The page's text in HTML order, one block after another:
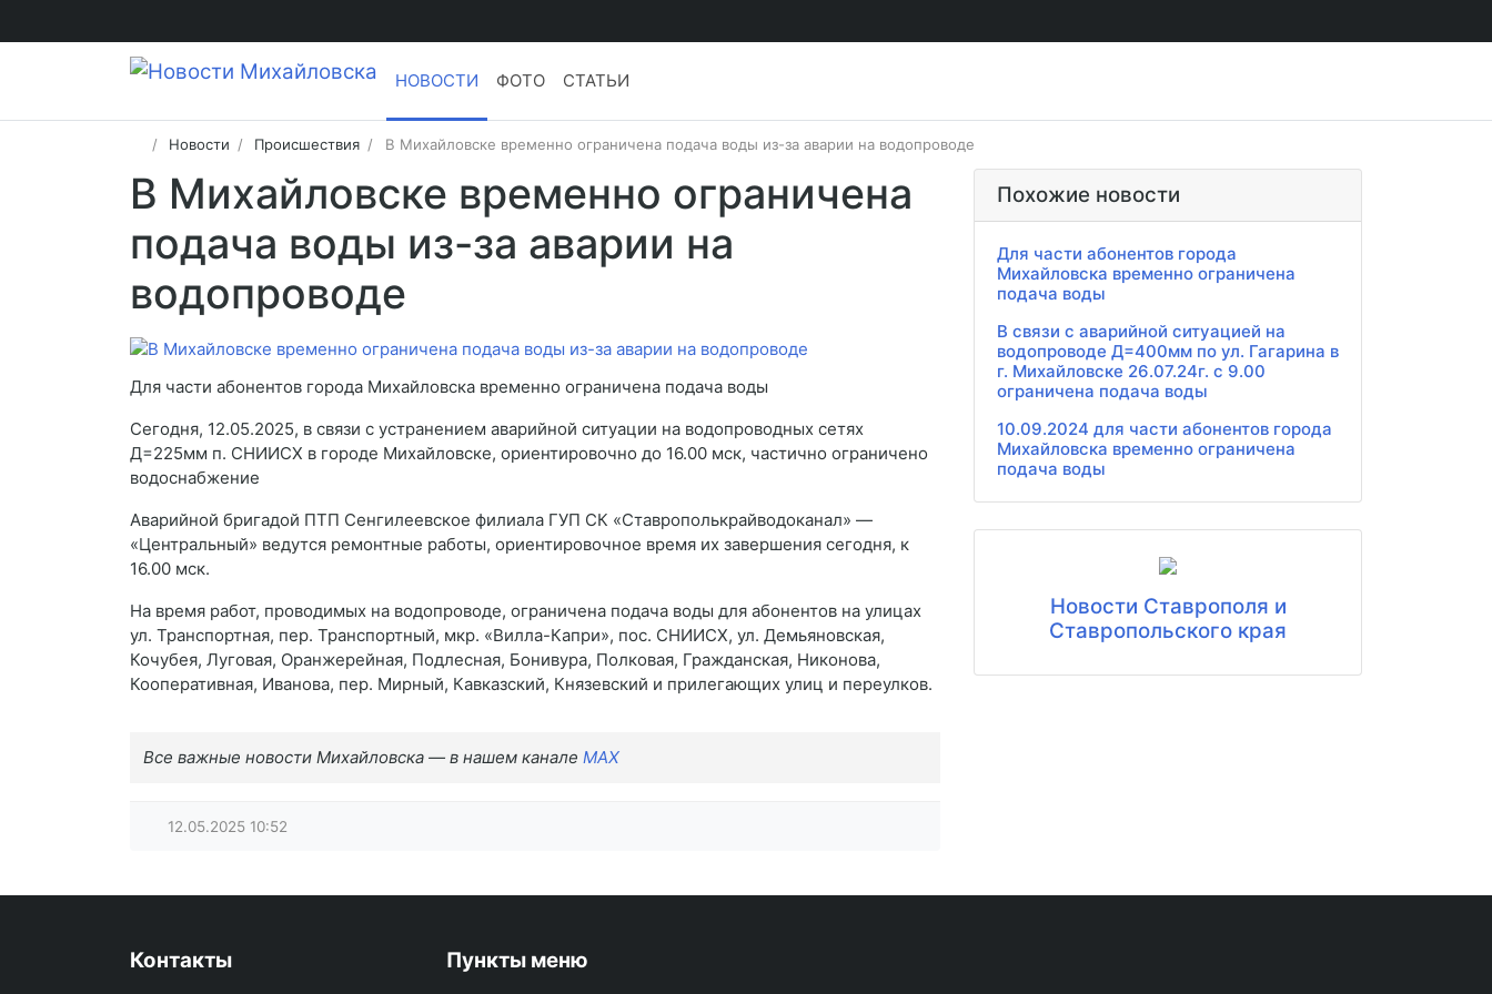
НОВОСТИ ФОТО СТАТЬИ
Новости Происшествия В Михайловске временно ограничена подача воды из-за аварии на водопроводе
В Михайловске временно ограничена
подача воды из-за аварии на
водопроводе
Для части абонентов города Михайловска временно ограничена подача воды
Сегодня, 12.05.2025, в связи с устранением аварийной ситуации на водопроводных сетях
Д=225мм п. СНИИСХ в городе Михайловске, ориентировочно до 16.00 мск, частично ограничено
водоснабжение
Аварийной бригадой ПТП Сенгилеевское филиала ГУП СК «Ставрополькрайводоканал» —
«Центральный» ведутся ремонтные работы, ориентировочное время их завершения сегодня, к
16.00 мск.
На время работ, проводимых на водопроводе, ограничена подача воды для абонентов на улицах
ул. Транспортная, пер. Транспортный, мкр. «Вилла-Капри», пос. СНИИСХ, ул. Демьяновская,
Кочубея, Луговая, Оранжерейная, Подлесная, Бонивура, Полковая, Гражданская, Никонова,
Кооперативная, Иванова, пер. Мирный, Кавказский, Князевский и прилегающих улиц и переулков.
Все важные новости Михайловска — в нашем канале MAX
12.05.2025 10:52
Похожие новости
Для части абонентов города
Михайловска временно ограничена
подача воды
В связи с аварийной ситуацией на
водопроводе Д=400мм по ул. Гагарина в
г. Михайловске 26.07.24г. с 9.00
ограничена подача воды
10.09.2024 для части абонентов города
Михайловска временно ограничена
подача воды
Новости Ставрополя и
Ставропольского края
Контакты Пункты меню